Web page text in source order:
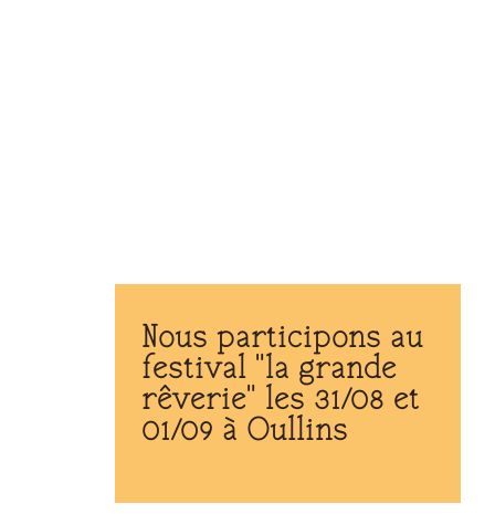
Nous participons au
festival "la grande
rêverie" les 31/08 et
01/09 à Oullins